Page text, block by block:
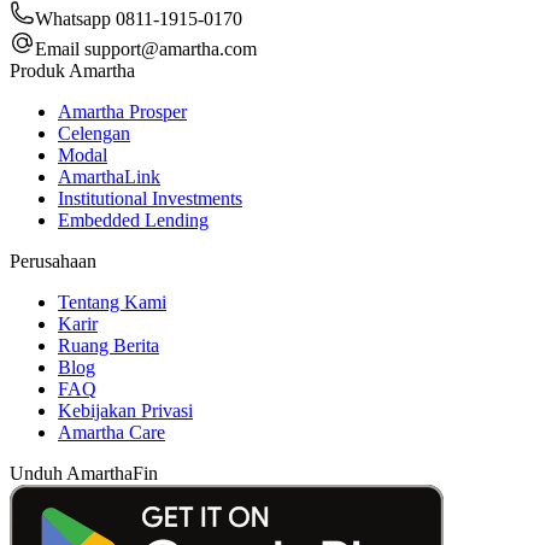
Whatsapp 0811-1915-0170
Email support@amartha.com
Produk Amartha
Amartha Prosper
Celengan
Modal
AmarthaLink
Institutional Investments
Embedded Lending
Perusahaan
Tentang Kami
Karir
Ruang Berita
Blog
FAQ
Kebijakan Privasi
Amartha Care
Unduh AmarthaFin